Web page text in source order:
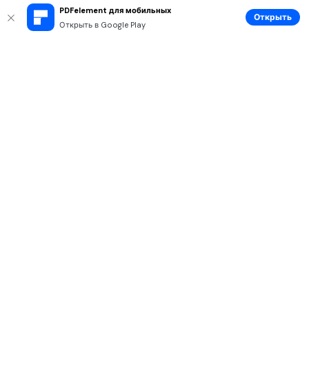
PDFelement для мобильных
Открыть в Google Play
Открыть